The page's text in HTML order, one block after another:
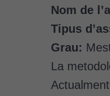
Nom de
Tipus
Grau:
La